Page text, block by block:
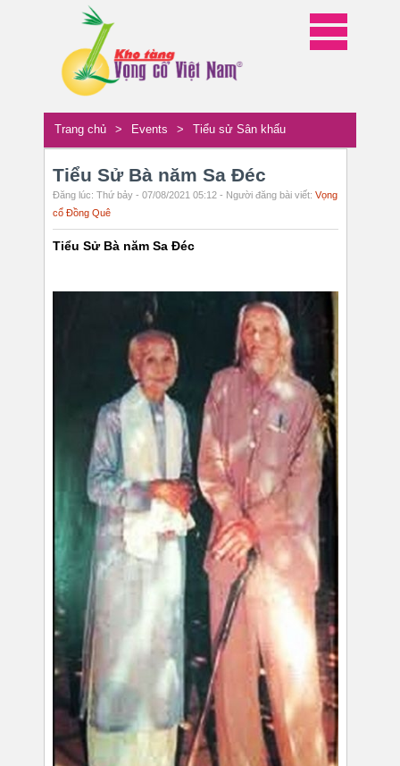
Trang chủ > Events > Tiểu sử Sân khấu
Tiểu Sử Bà năm Sa Đéc
Đăng lúc: Thứ bảy - 07/08/2021 05:12 - Người đăng bài viết: Vọng
cổ Đồng Quê
Tiểu Sử Bà năm Sa Đéc